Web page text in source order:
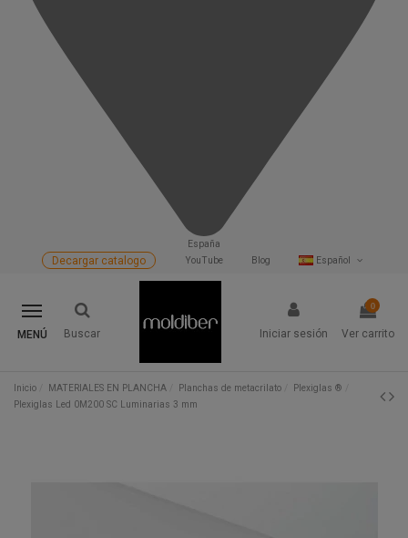
España
Español
Blog
YouTube
Decargar catalogo
MENÚ Buscar Iniciar sesión
0
Ver carrito
Inicio MATERIALES EN PLANCHA Planchas de metacrilato
Plexiglas ®
Plexiglas Led 0M200 SC Luminarias 3 mm